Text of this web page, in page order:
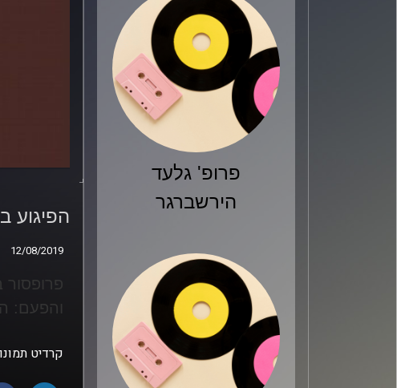
פרופ' גלעד
הירשברגר
הפיגוע
12/08/2019
פרופסור
והפעם:
קרדיט